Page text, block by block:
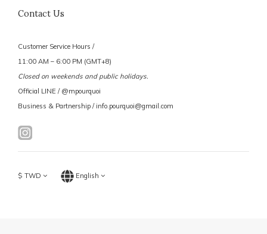
Contact Us
Customer Service Hours /
11:00 AM – 6:00 PM (GMT+8)
Closed on weekends and public holidays.
Official LINE / @mpourquoi
Business & Partnership / info.pourquoi@gmail.com
$ TWD English